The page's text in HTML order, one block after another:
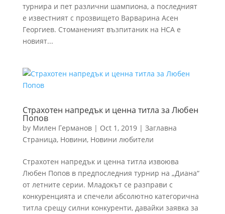
турнира и пет различни шампиона, а последният
е известният с прозвището Варварина Асен
Георгиев. Стоманеният възпитаник на НСА е
новият...
Страхотен напредък и ценна титла за Любен
Попов
by Милен Германов| Oct 1, 2019| Заглавна
Страница, Новини, Новини любители
Страхотен напредък и ценна титла извоюва
Любен Попов в предпоследния турнир на „Диана“
от летните серии. Младокът се разправи с
конкуренцията и спечели абсолютно категорична
титла срещу силни конкуренти, давайки заявка за